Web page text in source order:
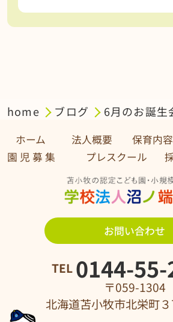
home ブログ 6月のお誕生
ホーム 法人概要 保育内容
園 児 募 集 プレスクール
お問い合わせ
TEL 0144-
〒059-1304
北海道苫小牧市北栄町